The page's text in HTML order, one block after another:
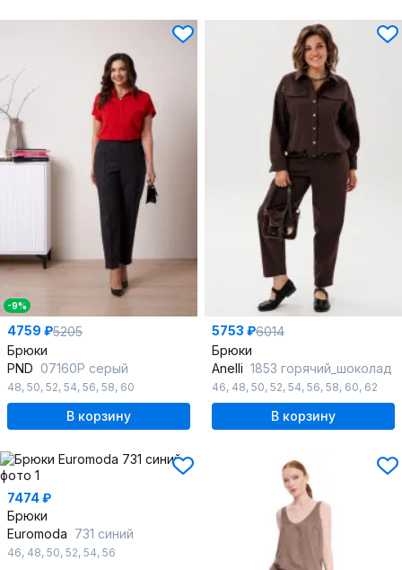
-9%
4759 ₽5205
Брюки
PND 07160P серый
48, 50, 52, 54, 56, 58, 60
В корзину
5753 ₽6014
Брюки
Anelli 1853 горячий_шоколад
46, 48, 50, 52, 54, 56, 58, 60, 62
В корзину
7474 ₽
Брюки
Euromoda 731 синий
46, 48, 50, 52, 54, 56